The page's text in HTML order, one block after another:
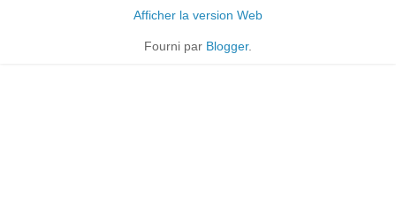
Afficher la version Web
Fourni par Blogger.